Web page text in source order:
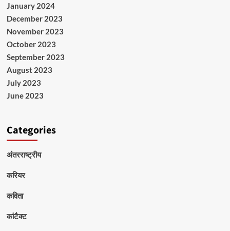
January 2024
December 2023
November 2023
October 2023
September 2023
August 2023
July 2023
June 2023
Categories
अंतरराष्ट्रीय
करियर
कविता
कांटैक्ट